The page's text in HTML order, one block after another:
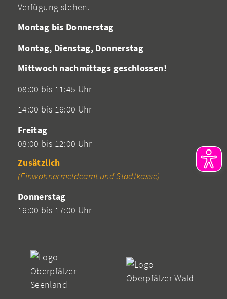
Verfügung stehen.
Montag bis Donnerstag
Montag, Dienstag, Donnerstag
Mittwoch nachmittags geschlossen!
08:00 bis 11:45 Uhr
14:00 bis 16:00 Uhr
Freitag
08:00 bis 12:00 Uhr
Zusätzlich
(Einwohnermeldeamt und Stadtkasse)
Donnerstag
16:00 bis 17:00 Uhr